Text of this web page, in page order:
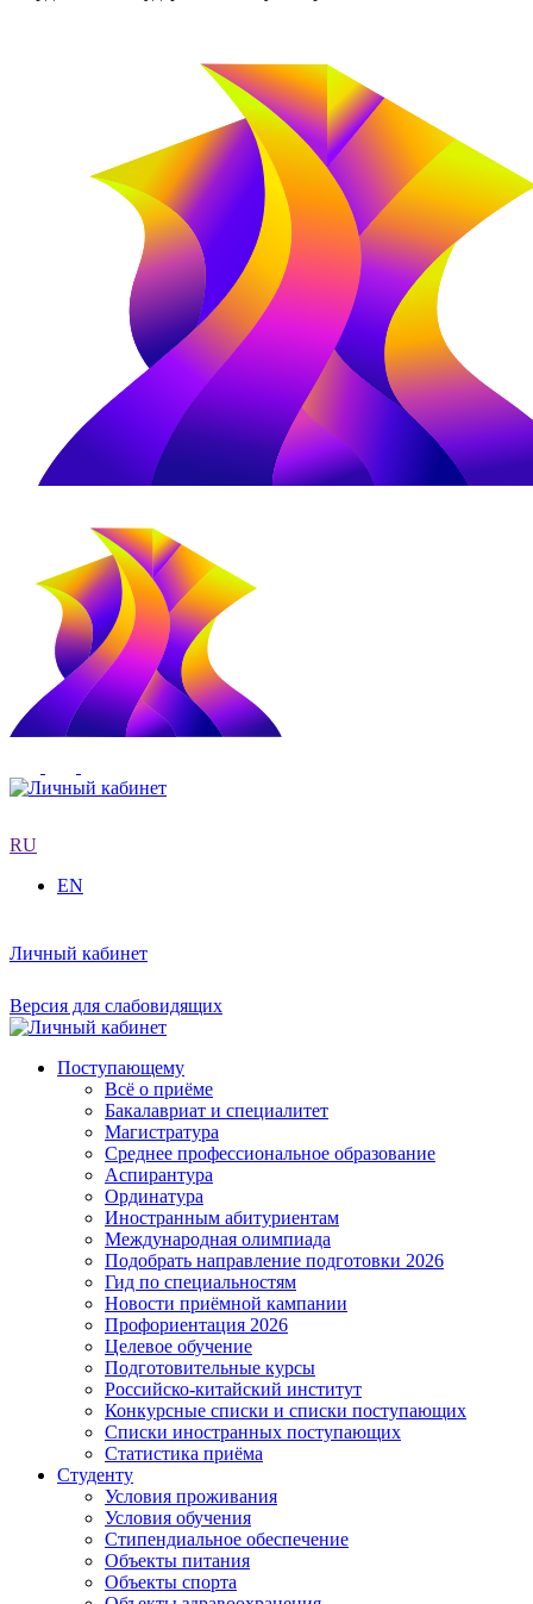
RU
EN
Личный кабинет
Версия для слабовидящих
Поступающему
Всё о приёме
Бакалавриат и специалитет
Магистратура
Среднее профессиональное образование
Аспирантура
Ординатура
Иностранным абитуриентам
Международная олимпиада
Подобрать направление подготовки 2026
Гид по специальностям
Новости приёмной кампании
Профориентация 2026
Целевое обучение
Подготовительные курсы
Российско-китайский институт
Конкурсные списки и списки поступающих
Списки иностранных поступающих
Статистика приёма
Студенту
Условия проживания
Условия обучения
Стипендиальное обеспечение
Объекты питания
Объекты спорта